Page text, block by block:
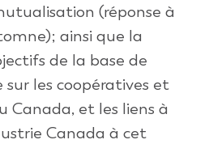
(réponse à
ainsi que la
de la base de
sur les coopératives et
Canada, et les liens à
Canada à cet